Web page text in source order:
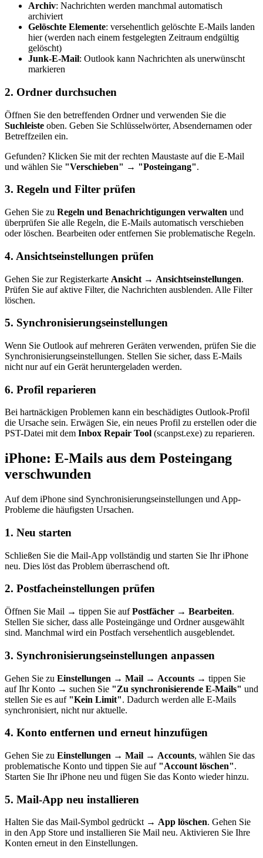
Archiv: Nachrichten werden manchmal automatisch
archiviert
Gelöschte Elemente: versehentlich gelöschte E-Mails landen
hier (werden nach einem festgelegten Zeitraum endgültig
gelöscht)
Junk-E-Mail: Outlook kann Nachrichten als unerwünscht
markieren
2. Ordner durchsuchen
Öffnen Sie den betreffenden Ordner und verwenden Sie die
Suchleiste oben. Geben Sie Schlüsselwörter, Absendernamen oder
Betreffzeilen ein.
Gefunden? Klicken Sie mit der rechten Maustaste auf die E-Mail
und wählen Sie "Verschieben" → "Posteingang".
3. Regeln und Filter prüfen
Gehen Sie zu Regeln und Benachrichtigungen verwalten und
überprüfen Sie alle Regeln, die E-Mails automatisch verschieben
oder löschen. Bearbeiten oder entfernen Sie problematische Regeln.
4. Ansichtseinstellungen prüfen
Gehen Sie zur Registerkarte Ansicht → Ansichtseinstellungen.
Prüfen Sie auf aktive Filter, die Nachrichten ausblenden. Alle Filter
löschen.
5. Synchronisierungseinstellungen
Wenn Sie Outlook auf mehreren Geräten verwenden, prüfen Sie die
Synchronisierungseinstellungen. Stellen Sie sicher, dass E-Mails
nicht nur auf ein Gerät heruntergeladen werden.
6. Profil reparieren
Bei hartnäckigen Problemen kann ein beschädigtes Outlook-Profil
die Ursache sein. Erwägen Sie, ein neues Profil zu erstellen oder die
PST-Datei mit dem Inbox Repair Tool (scanpst.exe) zu reparieren.
iPhone: E-Mails aus dem Posteingang
verschwunden
Auf dem iPhone sind Synchronisierungseinstellungen und App-
Probleme die häufigsten Ursachen.
1. Neu starten
Schließen Sie die Mail-App vollständig und starten Sie Ihr iPhone
neu. Dies löst das Problem überraschend oft.
2. Postfacheinstellungen prüfen
Öffnen Sie Mail → tippen Sie aufPostfächer → Bearbeiten.
Stellen Sie sicher, dass alle Posteingänge und Ordner ausgewählt
sind. Manchmal wird ein Postfach versehentlich ausgeblendet.
3. Synchronisierungseinstellungen anpassen
Gehen Sie zu Einstellungen → Mail → Accounts → tippen Sie
auf Ihr Konto → suchen Sie "Zu synchronisierende E-Mails" und
stellen Sie es auf "Kein Limit". Dadurch werden alle E-Mails
synchronisiert, nicht nur aktuelle.
4. Konto entfernen und erneut hinzufügen
Gehen Sie zu Einstellungen → Mail → Accounts, wählen Sie das
problematische Konto und tippen Sie auf "Account löschen".
Starten Sie Ihr iPhone neu und fügen Sie das Konto wieder hinzu.
5. Mail-App neu installieren
Halten Sie das Mail-Symbol gedrückt → App löschen. Gehen Sie
in den App Store und installieren Sie Mail neu. Aktivieren Sie Ihre
Konten erneut in den Einstellungen.